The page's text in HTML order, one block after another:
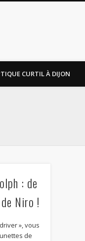
CURTIL À DIJON
: de
Niro !
», vous
de